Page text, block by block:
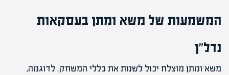
המשמעות של משא ומתן בעסקאות
נדל"ן
משא ומתן מוצלח יכול לשנות את כללי המשחק. לדוגמה,